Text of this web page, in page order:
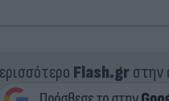
Flash.grστην